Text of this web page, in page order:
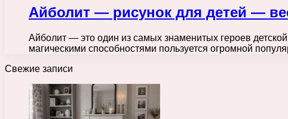
Айболит — рисунок для детей —
Айболит — это один из самых знаменитых героев
магическими способностями пользуется огромной
Свежие записи